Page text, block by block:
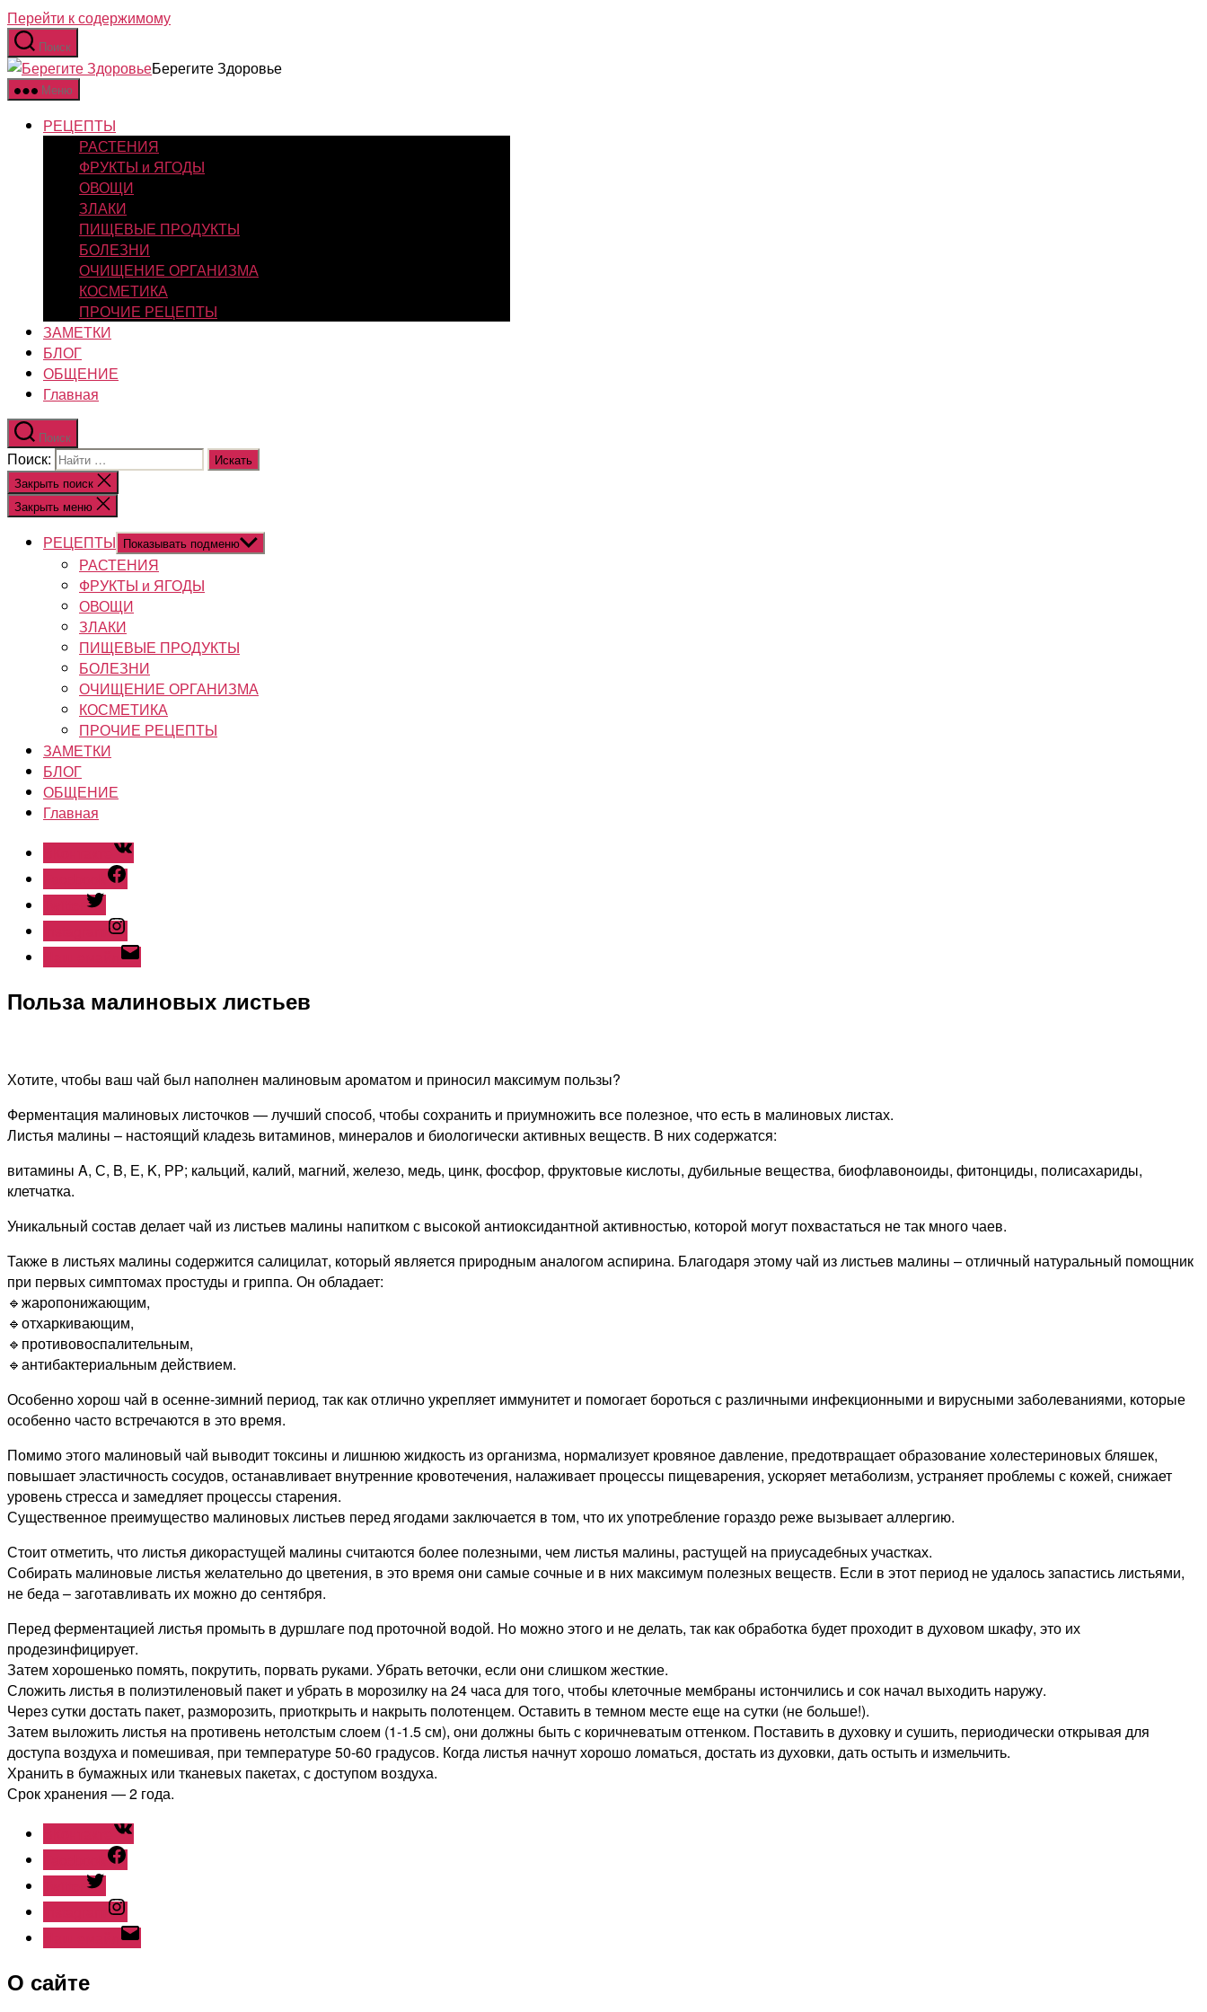
Перейти к содержимому
Поиск
Берегите Здоровье
Меню
РЕЦЕПТЫ
РАСТЕНИЯ
ФРУКТЫ и ЯГОДЫ
ОВОЩИ
ЗЛАКИ
ПИЩЕВЫЕ ПРОДУКТЫ
БОЛЕЗНИ
ОЧИЩЕНИЕ ОРГАНИЗМА
КОСМЕТИКА
ПРОЧИЕ РЕЦЕПТЫ
ЗАМЕТКИ
БЛОГ
ОБЩЕНИЕ
Главная
Поиск
Поиск:
Закрыть поиск
Закрыть меню
РЕЦЕПТЫ Показывать подменю
РАСТЕНИЯ
ФРУКТЫ и ЯГОДЫ
ОВОЩИ
ЗЛАКИ
ПИЩЕВЫЕ ПРОДУКТЫ
БОЛЕЗНИ
ОЧИЩЕНИЕ ОРГАНИЗМА
КОСМЕТИКА
ПРОЧИЕ РЕЦЕПТЫ
ЗАМЕТКИ
БЛОГ
ОБЩЕНИЕ
Главная
Польза малиновых листьев
Хотите, чтобы ваш чай был наполнен малиновым ароматом и приносил максимум пользы?
Ферментация малиновых листочков — лучший способ, чтобы сохранить и приумножить все полезное, что есть в малиновых листах.
Листья малины – настоящий кладезь витаминов, минералов и биологически активных веществ. В них содержатся:
витамины A, С, B, Е, K, РР; кальций, калий, магний, железо, медь, цинк, фосфор, фруктовые кислоты, дубильные вещества, биофлавоноиды, фитонциды, полисахариды,
клетчатка.
Уникальный состав делает чай из листьев малины напитком с высокой антиоксидантной активностью, которой могут похвастаться не так много чаев.
Также в листьях малины содержится салицилат, который является природным аналогом аспирина. Благодаря этому чай из листьев малины – отличный натуральный помощник
при первых симптомах простуды и гриппа. Он обладает:
🔹жаропонижающим,
🔹отхаркивающим,
🔹противовоспалительным,
🔹антибактериальным действием.
Особенно хорош чай в осенне-зимний период, так как отлично укрепляет иммунитет и помогает бороться с различными инфекционными и вирусными заболеваниями, которые
особенно часто встречаются в это время.
Помимо этого малиновый чай выводит токсины и лишнюю жидкость из организма, нормализует кровяное давление, предотвращает образование холестериновых бляшек,
повышает эластичность сосудов, останавливает внутренние кровотечения, налаживает процессы пищеварения, ускоряет метаболизм, устраняет проблемы с кожей, снижает
уровень стресса и замедляет процессы старения.
Существенное преимущество малиновых листьев перед ягодами заключается в том, что их употребление гораздо реже вызывает аллергию.
Стоит отметить, что листья дикорастущей малины считаются более полезными, чем листья малины, растущей на приусадебных участках.
Собирать малиновые листья желательно до цветения, в это время они самые сочные и в них максимум полезных веществ. Если в этот период не удалось запастись листьями,
не беда – заготавливать их можно до сентября.
Перед ферментацией листья промыть в дуршлаге под проточной водой. Но можно этого и не делать, так как обработка будет проходит в духовом шкафу, это их
продезинфицирует.
Затем хорошенько помять, покрутить, порвать руками. Убрать веточки, если они слишком жесткие.
Сложить листья в полиэтиленовый пакет и убрать в морозилку на 24 часа для того, чтобы клеточные мембраны истончились и сок начал выходить наружу.
Через сутки достать пакет, разморозить, приоткрыть и накрыть полотенцем. Оставить в темном месте еще на сутки (не больше!).
Затем выложить листья на противень нетолстым слоем (1-1.5 см), они должны быть с коричневатым оттенком. Поставить в духовку и сушить, периодически открывая для
доступа воздуха и помешивая, при температуре 50-60 градусов. Когда листья начнут хорошо ломаться, достать из духовки, дать остыть и измельчить.
Хранить в бумажных или тканевых пакетах, с доступом воздуха.
Срок хранения — 2 года.
О сайте